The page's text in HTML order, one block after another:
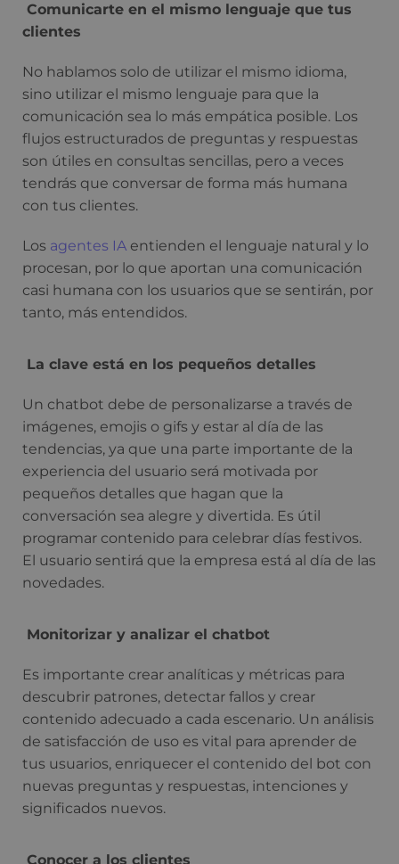
Comunicarte en el mismo lenguaje que tus
clientes
No hablamos solo de utilizar el mismo idioma,
sino utilizar el mismo lenguaje para que la
comunicación sea lo más empática posible. Los
flujos estructurados de preguntas y respuestas
son útiles en consultas sencillas, pero a veces
tendrás que conversar de forma más humana
con tus clientes.
Los agentes IA entienden el lenguaje natural y lo
procesan, por lo que aportan una comunicación
casi humana con los usuarios que se sentirán, por
tanto, más entendidos.
La clave está en los pequeños detalles
Un chatbot debe de personalizarse a través de
imágenes, emojis o gifs y estar al día de las
tendencias, ya que una parte importante de la
experiencia del usuario será motivada por
pequeños detalles que hagan que la
conversación sea alegre y divertida. Es útil
programar contenido para celebrar días festivos.
El usuario sentirá que la empresa está al día de las
novedades.
Monitorizar y analizar el chatbot
Es importante crear analíticas y métricas para
descubrir patrones, detectar fallos y crear
contenido adecuado a cada escenario. Un análisis
de satisfacción de uso es vital para aprender de
tus usuarios, enriquecer el contenido del bot con
nuevas preguntas y respuestas, intenciones y
significados nuevos.
Conocer a los clientes